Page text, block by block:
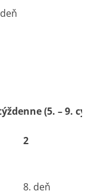
(5. – 9.
2
8. deň